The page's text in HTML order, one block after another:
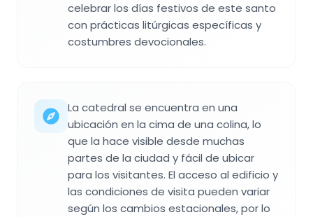
celebrar los días festivos de este santo
con prácticas litúrgicas específicas y
costumbres devocionales.
La catedral se encuentra en una
ubicación en la cima de una colina, lo
que la hace visible desde muchas
partes de la ciudad y fácil de ubicar
para los visitantes. El acceso al edificio y
las condiciones de visita pueden variar
según los cambios estacionales, por lo